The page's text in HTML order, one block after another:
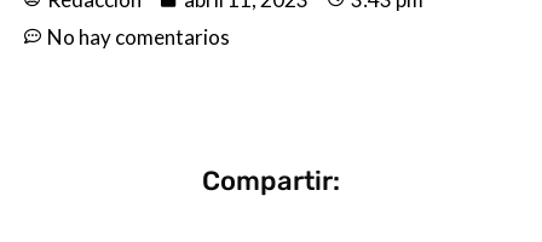
No hay comentarios
Compartir: